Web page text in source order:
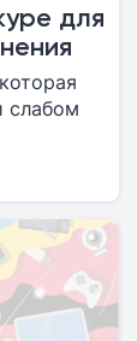
для
слабом